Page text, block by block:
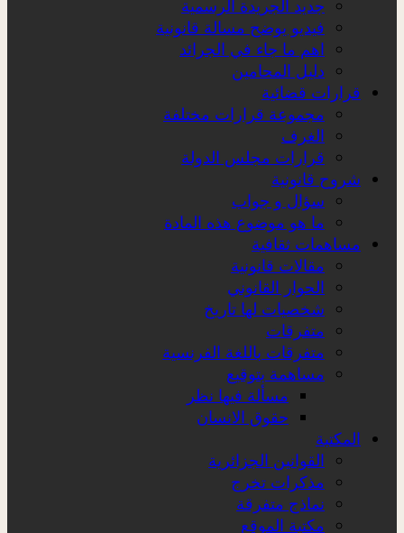
جديد الجريدة الرسمية
فيديو يوضح مسالة قانونية
اهم ما جاء في الجرائد
دليل المحامين
قرارات قضائية
مجموعة قرارات مختلفة
الغرف
قرارات مجلس الدولة
شروح قانونية
سؤال و جواب
ما هو موضوع هذه المادة
مساهمات ثقافية
مقالات قانونية
الحوار القانوني
شخصيات لها تاريخ
متفرقات
متفرقات باللغة الفرنسية
مساهمة بتوقيع
مسألة فيها نظر
حقوق الانسان
المكتبة
القوانين الجزائرية
مذكرات تخرج
نماذج متفرقة
مكتبة الموقع